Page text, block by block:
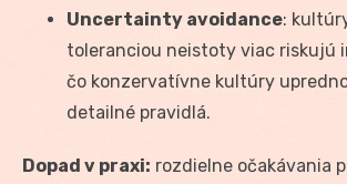
Uncertainty avoidance:
toleranciou neistoty viac riskujú
čo konzervatívne kultúry
detailné pravidlá.
Dopad v praxi: rozdielne očakávania